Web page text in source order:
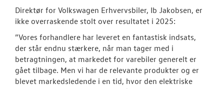
Direktør for Volkswagen Erhvervsbiler, Ib Jakobsen, er
ikke overraskende stolt over resultatet i 2025:
”Vores forhandlere har leveret en fantastisk indsats,
der står endnu stærkere, når man tager med i
betragtningen, at markedet for varebiler generelt er
gået tilbage. Men vi har de relevante produkter og er
blevet markedsledende i en tid, hvor den elektriske